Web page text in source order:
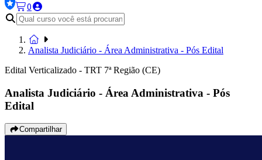
0
Analista Judiciário - Área Administrativa - Pós Edital
Edital Verticalizado - TRT 7ª Região (CE)
Analista Judiciário - Área Administrativa - Pós
Edital
Compartilhar